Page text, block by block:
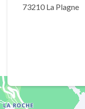
73210 La Plagne